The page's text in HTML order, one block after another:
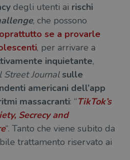
degli utenti ai rischi
, che possono
se a provarle
, per arrivare a
inquietante,
Street Journal sulle
americani dell’app
massacranti: “TikTok’s
Secrecy and
“. Tanto che viene subito da
trattamento riservato ai